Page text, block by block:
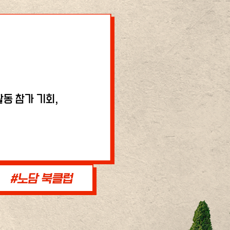
참가 기회,